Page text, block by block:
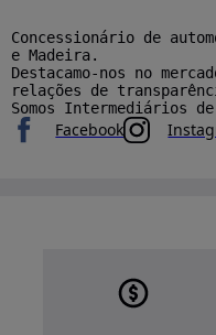
Concessionário de
e Madeira.
Destacamo-nos no
relações de
Somos Intermediários
Facebook